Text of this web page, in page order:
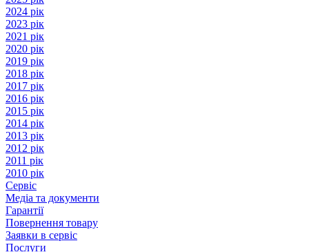
2024 рік
2023 рік
2021 рік
2020 рік
2019 рік
2018 рік
2017 рік
2016 рік
2015 рік
2014 рік
2013 рік
2012 рік
2011 рік
2010 рік
Сервіс
Медіа та документи
Гарантії
Повернення товару
Заявки в сервіс
Послуги